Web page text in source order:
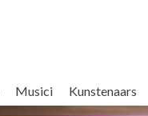
Musici Kunstenaars